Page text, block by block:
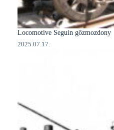
Locomotive Seguin gőzmozdony
2025.07.17.